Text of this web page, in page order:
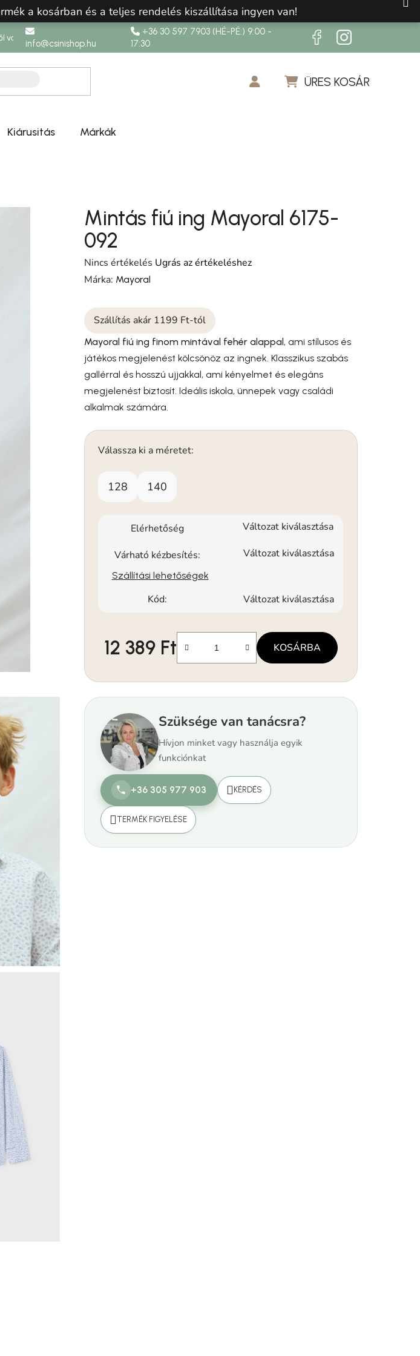
a kosárban és a teljes rendelés kiszállítása ingyen van!
való elállásinfo@csinishop.hu
+36 30 597 7903 (HÉ-PÉ:) 9:00 -
17:30
ÜRES KOSÁR
Kiárusitás Márkák
Mintás fiú ing Mayoral 6175-
092
A termék átlagos értékelése 5-ből 0,0 csillag.
Nincs értékelés Ugrás az értékeléshez
Márka: Mayoral
Szállítás akár 1199 Ft-tól
Mayoral fiú ing finom mintával fehér alappal, ami stílusos és
játékos megjelenést kölcsönöz az ingnek. Klasszikus szabás
gallérral és hosszú ujjakkal, ami kényelmet és elegáns
megjelenést biztosít. Ideális iskola, ünnepek vagy családi
alkalmak számára.
Válassza ki a méretet:
128 140
Elérhetőség Változat kiválasztása
Várható kézbesítés: Változat kiválasztása
Szállítási lehetőségek
Kód: Változat kiválasztása
12 389 Ft KOSÁRBA
Szüksége van tanácsra?
Hívjon minket vagy használja egyik
funkciónkat
+36 305 977 903 KÉRDÉS
TERMÉK FIGYELÉSE